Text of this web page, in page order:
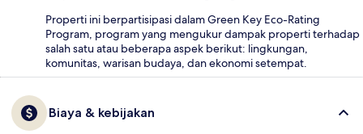
Properti ini berpartisipasi dalam Green Key Eco-Rating
Program, program yang mengukur dampak properti terhadap
salah satu atau beberapa aspek berikut: lingkungan,
komunitas, warisan budaya, dan ekonomi setempat.
Biaya & kebijakan